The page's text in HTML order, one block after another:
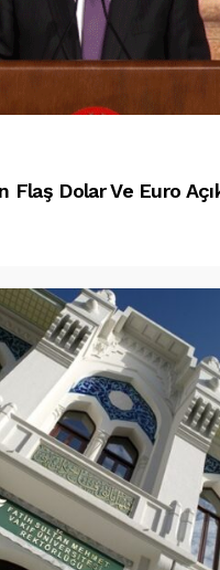
Flaş Dolar Ve Euro